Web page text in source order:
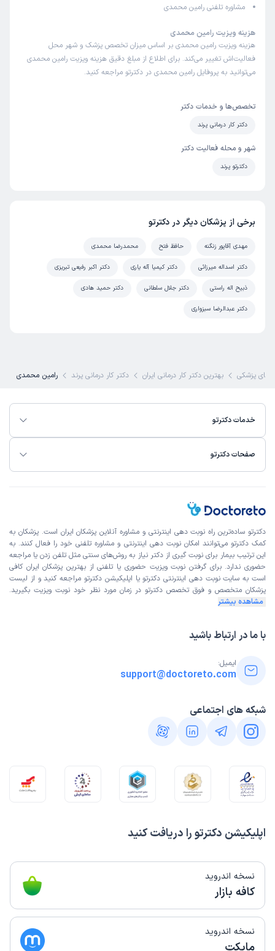
مشاوره تلفنی رامین محمدی
هزینه ویزیت رامین محمدی
هزینه ویزیت رامین محمدی بر اساس میزان تخصص پزشک و شهر محل
فعالیت‌اش تغییر می‌کند. برای اطلاع از مبلغ دقیق هزینه ویزیت رامین محمدی
می‌توانید به پروفایل رامین محمدی در دکترتو مراجعه کنید.
تخصص‌ها و خدمات دکتر
دکتر کار درمانی پرند
شهر و محله فعالیت دکتر
دکترتو پرند
برخی از پزشکان دیگر در دکترتو
مهدی آقاپور زنگنه حافظ فتح محمدرضا محمدی
دکتر اسداله میرزائی دکتر کیمیا آله یاری دکتر اکبر رفیعی تبریزی
ذبیح اله راستی دکتر جلال سلطانی دکتر حمید هادی
دکتر عبدالرضا سبزواری
پزشکی بهترین دکتر کار درمانی ایران دکتر کار درمانی پرند رامین محمدی
خدمات دکترتو
صفحات دکترتو
اپلیکیشن دکترتو را دریافت کنید
نسخه اندروید
کافه بازار
نسخه اندروید
مایکت
دکترتو ساده‌ترین راه نوبت‌ دهی اینترنتی و مشاوره آنلاین پزشکان ایران است. پزشکان به
کمک دکترتو می‌توانند امکان نوبت دهی اینترنتی و مشاوره تلفنی خود را فعال کنند. به
این ترتیب بیمار برای نوبت گیری از دکتر نیاز به روش‌های سنتی مثل تلفن زدن یا مراجعه
حضوری ندارد. برای گرفتن نوبت ویزیت حضوری یا تلفنی از بهترین پزشکان ایران کافی
است به سایت نوبت دهی اینترنتی دکترتو یا اپلیکیشن دکترتو مراجعه کنید و از لیست
پزشکان متخصص و فوق تخصص دکترتو در زمان مورد نظر خود نوبت ویزیت بگیرید.
مشاهده بیشتر
با ما در ارتباط باشید
ایمیل:
support@doctoreto.com
شبکه های اجتماعی